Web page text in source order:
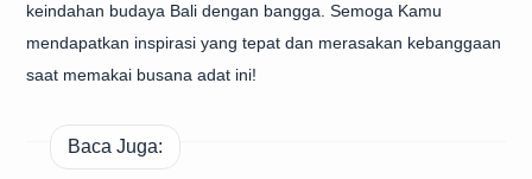
keindahan budaya Bali dengan bangga. Semoga Kamu
mendapatkan inspirasi yang tepat dan merasakan kebanggaan
saat memakai busana adat ini!
Baca Juga: